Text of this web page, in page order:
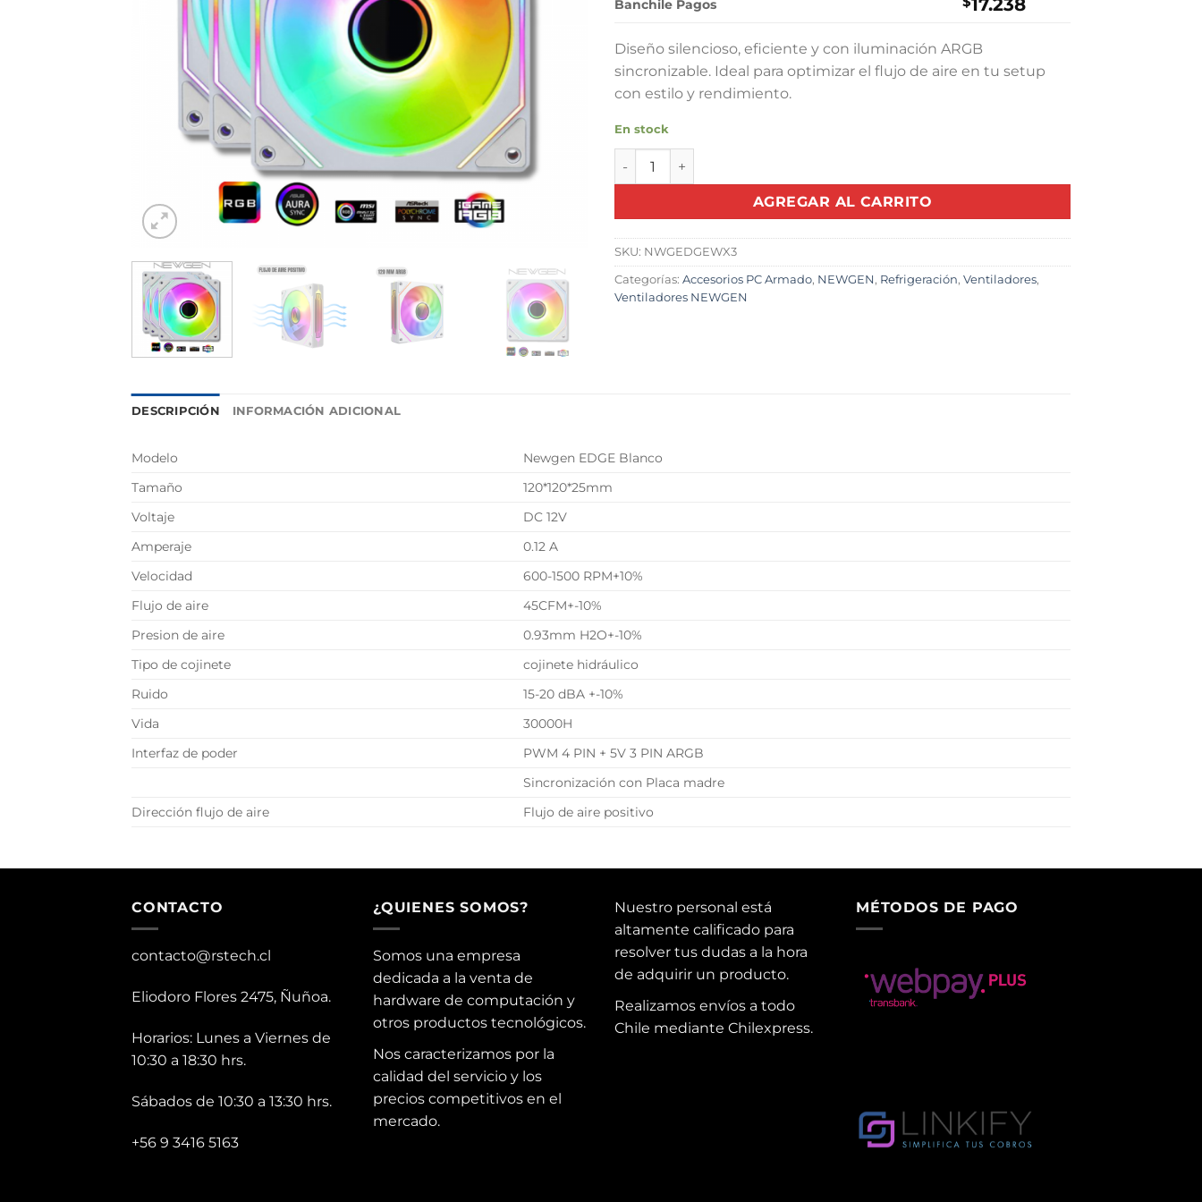
Banchile Pagos
Diseño silencioso, eficiente y con iluminación ARGB
sincronizable. Ideal para optimizar el flujo de aire en tu setup
con estilo y rendimiento.
En stock
Ventiladores NEWGEN Edge White ARGB 120mm (Pack 3) cantidad
AGREGAR AL CARRITO
SKU: NWGEDGEWX3
Categorías: Accesorios PC Armado, NEWGEN, Refrigeración, Ventiladores,
Ventiladores NEWGEN
DESCRIPCIÓN INFORMACIÓN ADICIONAL
Modelo
Newgen EDGE Blanco
Tamaño
120*120*25mm
Voltaje
DC 12V
Amperaje
0.12 A
Velocidad
600-1500 RPM+10%
Flujo de aire
45CFM+-10%
Presion de aire
0.93mm H2O+-10%
Tipo de cojinete
cojinete hidráulico
Ruido
15-20 dBA +-10%
Vida
30000H
Interfaz de poder
PWM 4 PIN + 5V 3 PIN ARGB
Sincronización con Placa madre
Dirección flujo de aire
Flujo de aire positivo
CONTACTO
contacto@rstech.cl
Eliodoro Flores 2475, Ñuñoa.
Horarios: Lunes a Viernes de
10:30 a 18:30 hrs.
Sábados de 10:30 a 13:30 hrs.
+56 9 3416 5163
¿QUIENES SOMOS?
Somos una empresa
dedicada a la venta de
hardware de computación y
otros productos tecnológicos.
Nos caracterizamos por la
calidad del servicio y los
precios competitivos en el
mercado.
Nuestro personal está
altamente calificado para
resolver tus dudas a la hora
de adquirir un producto.
Realizamos envíos a todo
Chile mediante Chilexpress.
MÉTODOS DE PAGO